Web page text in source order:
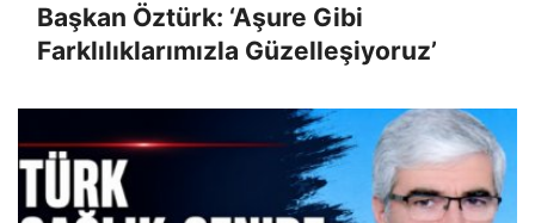
Başkan Öztürk: ‘Aşure Gibi
Farklılıklarımızla Güzelleşiyoruz’